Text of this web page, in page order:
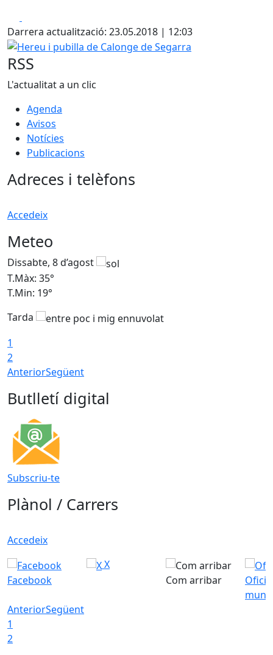
Darrera actualització: 23.05.2018 | 12:03
Hereu i pubilla de Calonge de Segarra
RSS
L'actualitat a un clic
Agenda
Avisos
Notícies
Publicacions
Adreces i telèfons
Accedeix
Meteo
Dissabte, 8 d’agost
T.Màx: 35°
T.Min: 19°
Tarda
1
2
AnteriorSegüent
Butlletí digital
Subscriu-te
Plànol / Carrers
Accedeix
Facebook
X
Com arribar
AnteriorSegüent
1
2